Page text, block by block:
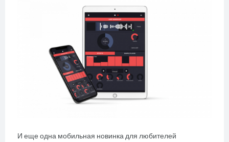
И еще одна мобильная новинка для любителей